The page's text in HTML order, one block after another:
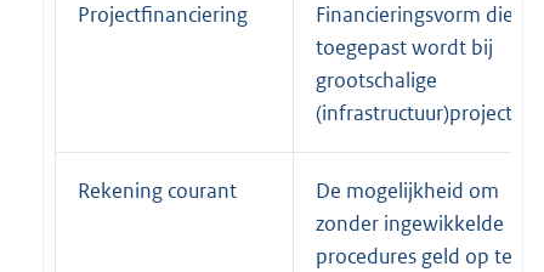
Projectfinanciering
Financieringsvorm die
toegepast wordt bij
grootschalige
(infrastructuur)projecten.
Rekening courant
De mogelijkheid om
zonder ingewikkelde
procedures geld op te